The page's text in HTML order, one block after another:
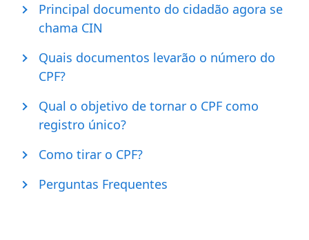
Principal documento do cidadão agora se
chama CIN
Quais documentos levarão o número do
CPF?
Qual o objetivo de tornar o CPF como
registro único?
Como tirar o CPF?
Perguntas Frequentes